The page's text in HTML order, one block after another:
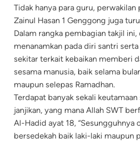
Tidak hanya para guru, perwakilan
Zainul Hasan 1 Genggong juga
Dalam rangka pembagian takjil
menanamkan pada diri santri
sekitar terkait kebaikan memberi
sesama manusia, baik selama
maupun selepas Ramadhan.
Terdapat banyak sekali
janjikan, yang mana Allah SWT
Al-Hadid ayat 18, “Sesungguhnya
bersedekah baik laki-laki maupun